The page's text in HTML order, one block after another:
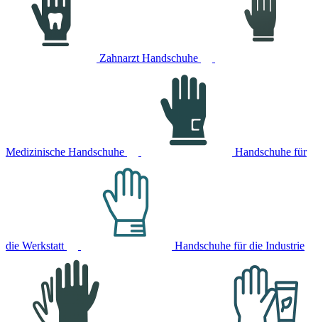
Zahnarzt Handschuhe
Medizinische Handschuhe Handschuhe für
die Werkstatt Handschuhe für die Industrie